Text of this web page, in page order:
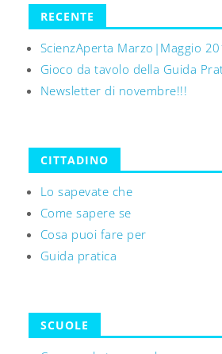
RECENTE
ScienzAperta Marzo|Maggio
Gioco da tavolo della Guida
Newsletter di novembre!!!
CITTADINO
Lo sapevate che
Come sapere se
Cosa puoi fare per
Guida pratica
SCUOLE